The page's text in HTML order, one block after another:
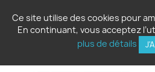
Ce site utilise des cookies pour
En continuant, vous acceptez
plus de détails